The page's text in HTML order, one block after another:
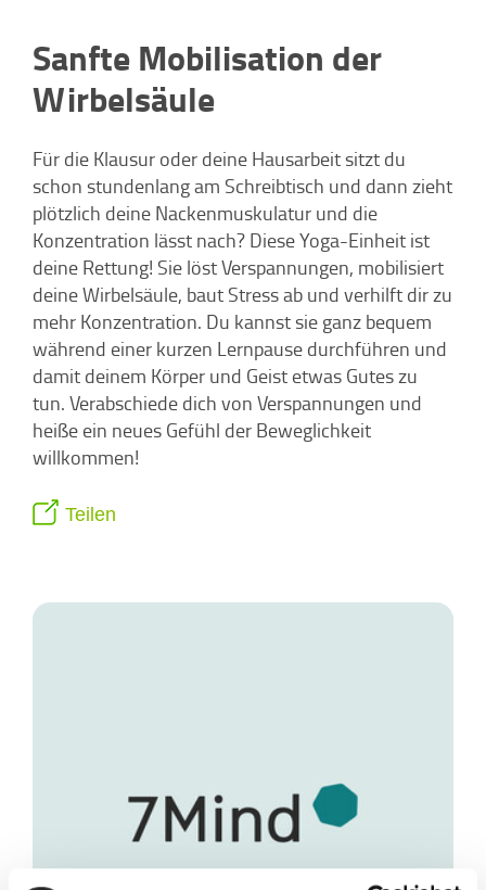
Sanfte Mobilisation der
Wirbelsäule
Für die Klausur oder deine Hausarbeit sitzt du
schon stundenlang am Schreibtisch und dann zieht
plötzlich deine Nackenmuskulatur und die
Konzentration lässt nach? Diese Yoga-Einheit ist
deine Rettung! Sie löst Verspannungen, mobilisiert
deine Wirbelsäule, baut Stress ab und verhilft dir zu
mehr Konzentration. Du kannst sie ganz bequem
während einer kurzen Lernpause durchführen und
damit deinem Körper und Geist etwas Gutes zu
tun. Verabschiede dich von Verspannungen und
heiße ein neues Gefühl der Beweglichkeit
willkommen!
Teilen